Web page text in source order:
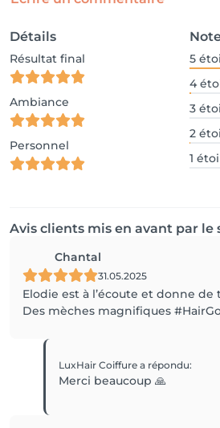
Détails
Résultat final
Ambiance
Personnel
5
4
3
2
1
Avis clients mis en avant par le
Chantal
31.05.2025
Elodie est à l’écoute et donne de
Des mèches magnifiques
LuxHair Coiffurea répondu:
Merci beaucoup 🙏